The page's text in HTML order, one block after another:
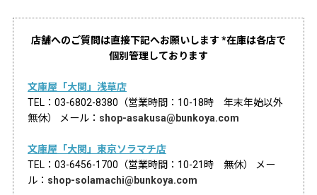
店舗へのご質問は直接下記へお願いします *在庫は各店で
個別管理しております
文庫屋「大関」浅草店
TEL：03-6802-8380（営業時間：10-18時 年末年始以外
無休） メール： shop-asakusa@bunkoya.com
文庫屋「大関」東京ソラマチ店
TEL：03-6456-1700（営業時間：10-21時 無休） メー
ル： shop-solamachi@bunkoya.com